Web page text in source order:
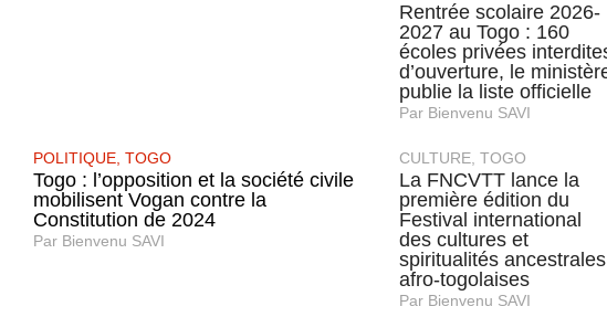
POLITIQUE TOGO
Togo : l’opposition et la société civile
mobilisent Vogan contre la
Constitution de 2024
Par Bienvenu SAVI
Rentrée scolaire 2026-
2027 au Togo : 160
écoles privées
d’ouverture, le
publie la liste officielle
Par Bienvenu SAVI
CULTURE TOGO
La FNCVTT lance la
première édition du
Festival international
des cultures et
spiritualités ancestrales
afro-togolaises
Par Bienvenu SAVI